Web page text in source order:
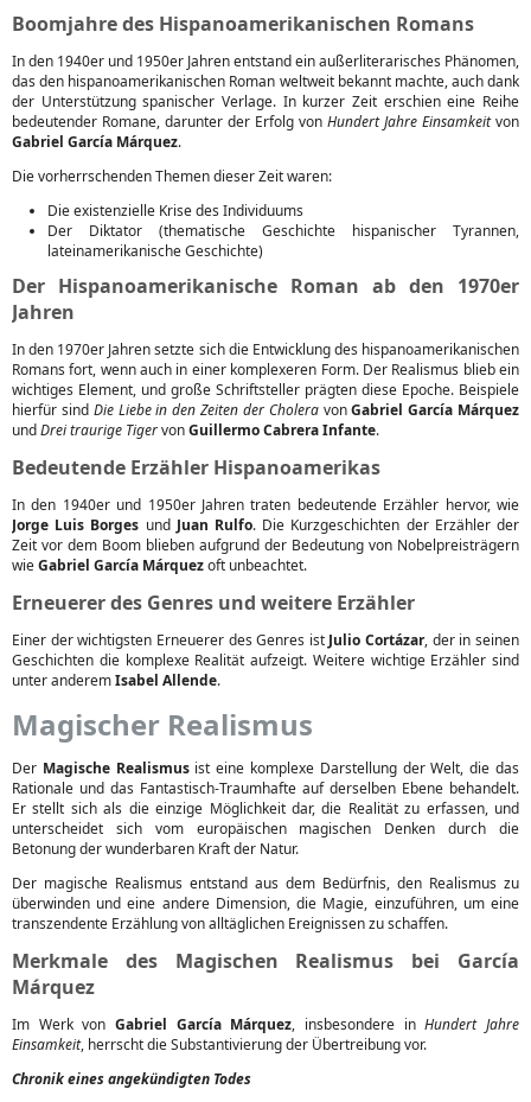
Boomjahre des Hispanoamerikanischen Romans
In den 1940er und 1950er Jahren entstand ein außerliterarisches Phänomen,
das den hispanoamerikanischen Roman weltweit bekannt machte, auch dank
der Unterstützung spanischer Verlage. In kurzer Zeit erschien eine Reihe
bedeutender Romane, darunter der Erfolg von Hundert Jahre Einsamkeitvon
Gabriel García Márquez.
Die vorherrschenden Themen dieser Zeit waren:
Die existenzielle Krise des Individuums
Der Diktator (thematische Geschichte hispanischer Tyrannen,
lateinamerikanische Geschichte)
Der Hispanoamerikanische Roman ab den 1970er
Jahren
In den 1970er Jahren setzte sich die Entwicklung des hispanoamerikanischen
Romans fort, wenn auch in einer komplexeren Form. Der Realismus blieb ein
wichtiges Element, und große Schriftsteller prägten diese Epoche. Beispiele
hierfür sind Die Liebe in den Zeiten der CholeravonGabriel García Márquez
undDrei traurige TigervonGuillermo Cabrera Infante.
Bedeutende Erzähler Hispanoamerikas
In den 1940er und 1950er Jahren traten bedeutende Erzähler hervor, wie
Jorge Luis Borges und Juan Rulfo. Die Kurzgeschichten der Erzähler der
Zeit vor dem Boom blieben aufgrund der Bedeutung von Nobelpreisträgern
wieGabriel García Márquezoft unbeachtet.
Erneuerer des Genres und weitere Erzähler
Einer der wichtigsten Erneuerer des Genres ist Julio Cortázar, der in seinen
Geschichten die komplexe Realität aufzeigt. Weitere wichtige Erzähler sind
unter anderemIsabel Allende.
Magischer Realismus
Der Magische Realismusist eine komplexe Darstellung der Welt, die das
Rationale und das Fantastisch-Traumhafte auf derselben Ebene behandelt.
Er stellt sich als die einzige Möglichkeit dar, die Realität zu erfassen, und
unterscheidet sich vom europäischen magischen Denken durch die
Betonung der wunderbaren Kraft der Natur.
Der magische Realismus entstand aus dem Bedürfnis, den Realismus zu
überwinden und eine andere Dimension, die Magie, einzuführen, um eine
transzendente Erzählung von alltäglichen Ereignissen zu schaffen.
Merkmale des Magischen Realismus bei García
Márquez
Im Werk von Gabriel García Márquez, insbesondere inHundert Jahre
Einsamkeit, herrscht die Substantivierung der Übertreibung vor.
Chronik eines angekündigten Todes